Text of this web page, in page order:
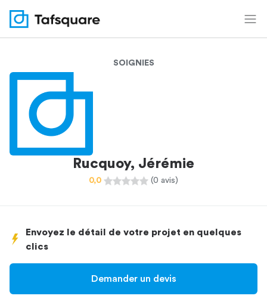
SOIGNIES
Rucquoy, Jérémie
0,0 (0 avis)
Envoyez le détail de votre projet en quelques
clics
Demander un devis